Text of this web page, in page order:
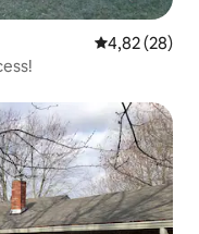
Prosječna
4,82 (28)
„Odabrali gosti”